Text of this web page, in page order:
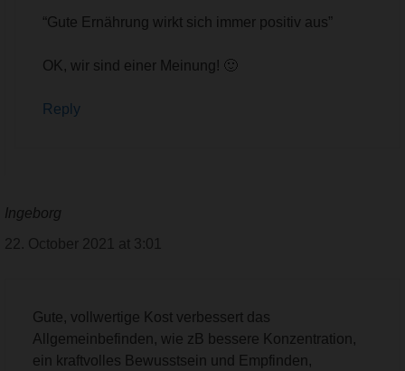
“Gute Ernährung wirkt sich immer positiv aus”
OK, wir sind einer Meinung! 🙂
Reply
Ingeborg
22. October 2021 at 3:01
Gute, vollwertige Kost verbessert das
Allgemeinbefinden, wie zB bessere Konzentration,
ein kraftvolles Bewusstsein und Empfinden,